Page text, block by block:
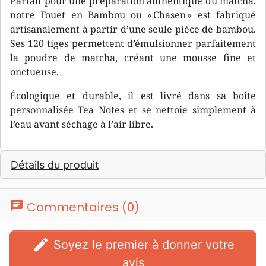
notre Fouet en Bambou ou « Chasen » est fabriqué
artisanalement à partir d’une seule pièce de bambou.
Ses 120 tiges permettent d’émulsionner parfaitement
la poudre de matcha, créant une mousse fine et
onctueuse.
Écologique et durable, il est livré dans sa boîte
personnalisée Tea Notes et se nettoie simplement à
l’eau avant séchage à l’air libre.
Détails du produit
chat Commentaires (0)
edit
avis